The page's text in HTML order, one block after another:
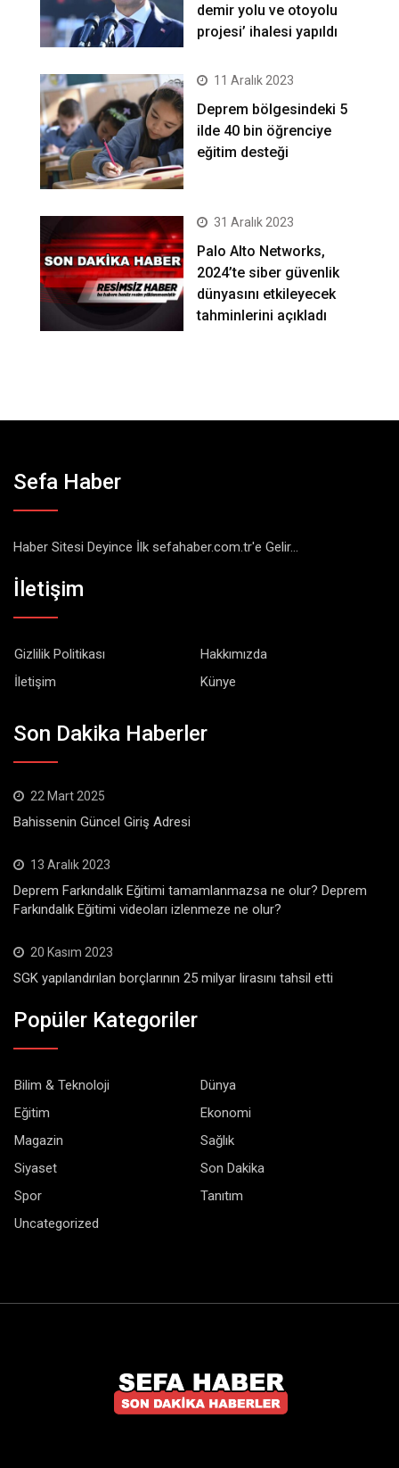
demir yolu ve otoyolu
projesi’ ihalesi yapıldı
11 Aralık 2023
Deprem bölgesindeki 5
ilde 40 bin öğrenciye
eğitim desteği
31 Aralık 2023
Palo Alto Networks,
2024’te siber güvenlik
dünyasını etkileyecek
tahminlerini açıkladı
Sefa Haber
Haber Sitesi Deyince İlk sefahaber.com.tr'e Gelir...
İletişim
Gizlilik Politikası
Hakkımızda
İletişim
Künye
Son Dakika Haberler
22 Mart 2025
Bahissenin Güncel Giriş Adresi
13 Aralık 2023
Deprem Farkındalık Eğitimi tamamlanmazsa ne olur? Deprem
Farkındalık Eğitimi videoları izlenmeze ne olur?
20 Kasım 2023
SGK yapılandırılan borçlarının 25 milyar lirasını tahsil etti
Popüler Kategoriler
Bilim & Teknoloji
Dünya
Eğitim
Ekonomi
Magazin
Sağlık
Siyaset
Son Dakika
Spor
Tanıtım
Uncategorized